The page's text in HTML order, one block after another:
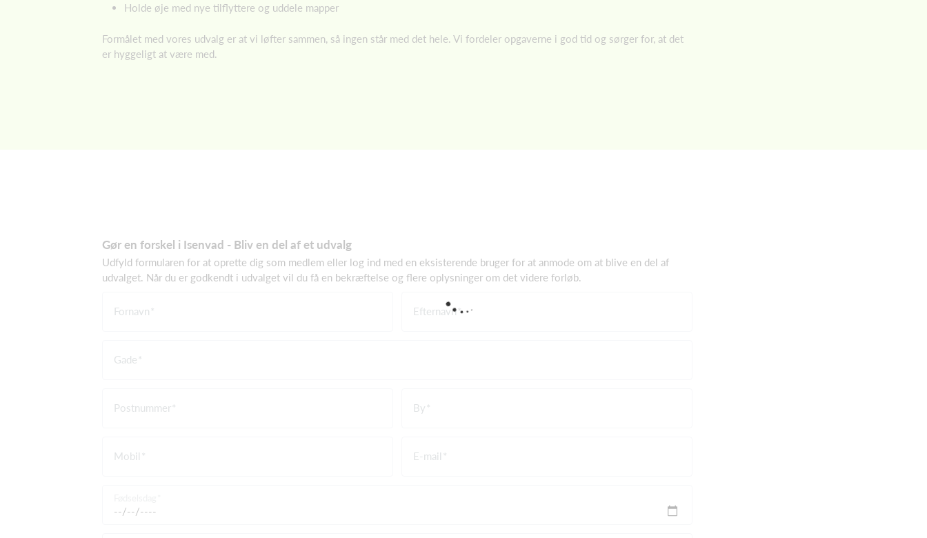
Holde øje med nye tilflyttere og uddele mapper
Formålet med vores udvalg er at vi løfter sammen, så ingen står med det hele. Vi fordeler opgaverne i god tid og sørger for, at det
er hyggeligt at være med.
Gør en forskel i Isenvad - Bliv en del af et udvalg
Udfyld formularen for at oprette dig som medlem eller log ind med en eksisterende bruger for at anmode om at blive en del af
udvalget. Når du er godkendt i udvalget vil du få en bekræftelse og flere oplysninger om det videre forløb.
Fornavn Efternavn
Gade
Postnummer By
Mobil E-mail